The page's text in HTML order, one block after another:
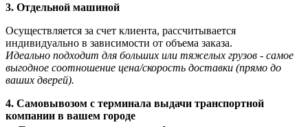
3. Отдельной машиной
Осуществляется за счет клиента, рассчитывается
индивидуально в зависимости от объема заказа.
Идеально подходит для больших или тяжелых грузов - самое
выгодное соотношение цена/скорость доставки (прямо до
ваших дверей).
4. Самовывозом с терминала выдачи транспортной
компании в вашем городе